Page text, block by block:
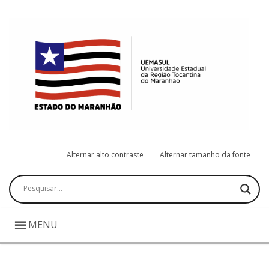
Alternar alto contraste Alternar tamanho da fonte
Pesquisar
MENU